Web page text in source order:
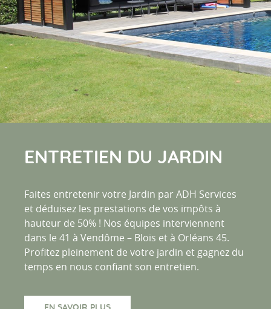
ENTRETIEN DU JARDIN
Faites entretenir votre Jardin par ADH Services
et déduisez les prestations de vos impôts à
hauteur de 50% ! Nos équipes interviennent
dans le 41 à Vendôme – Blois et à Orléans 45.
Profitez pleinement de votre jardin et gagnez du
temps en nous confiant son entretien.